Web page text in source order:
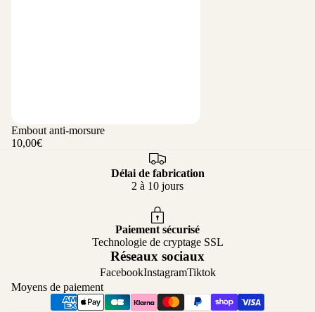
Embout anti-morsure
10,00€
Délai de fabrication
2 à 10 jours
Paiement sécurisé
Technologie de cryptage SSL
Réseaux sociaux
FacebookInstagramTiktok
Moyens de paiement
Conditions d’utilisation
Politique d’expédition
Mentions légales